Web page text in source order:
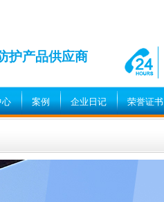
护产品供应商
心 案例 企业日记 荣誉证书